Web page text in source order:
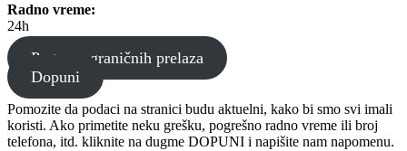
Radno vreme:
24h
Pretraga graničnih prelaza
Dopuni
Pomozite da podaci na stranici budu aktuelni, kako bi smo svi imali
koristi. Ako primetite neku grešku, pogrešno radno vreme ili broj
telefona, itd. kliknite na dugme DOPUNI i napišite nam napomenu.